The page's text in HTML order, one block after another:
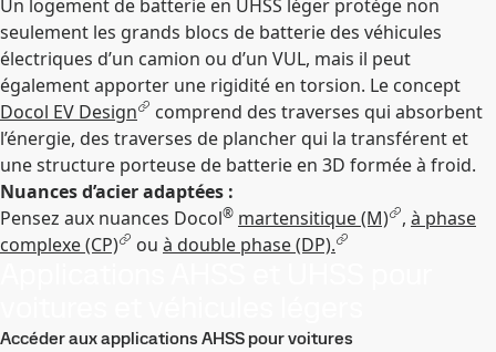
Un logement de batterie en UHSS léger protège non
seulement les grands blocs de batterie des véhicules
électriques d’un camion ou d’un VUL, mais il peut
également apporter une rigidité en torsion. Le concept
Docol EV Design
comprend des traverses qui absorbent
l’énergie, des traverses de plancher qui la transférent et
une structure porteuse de batterie en 3D formée à froid.
Nuances d’acier adaptées :
Pensez aux nuances Docol® martensitique (M) , à phase
complexe (CP)
ou à double phase (DP).
Accéder aux applications AHSS pour voitures